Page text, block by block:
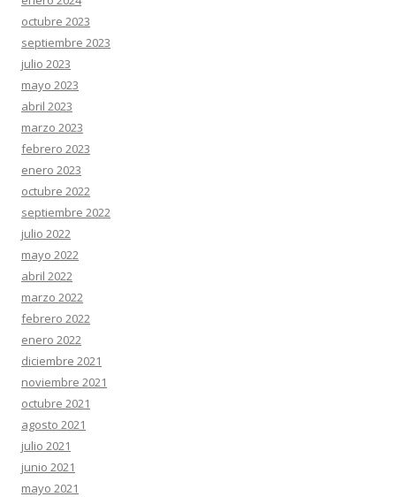
octubre 2023
septiembre 2023
julio 2023
mayo 2023
abril 2023
marzo 2023
febrero 2023
enero 2023
octubre 2022
septiembre 2022
julio 2022
mayo 2022
abril 2022
marzo 2022
febrero 2022
enero 2022
diciembre 2021
noviembre 2021
octubre 2021
agosto 2021
julio 2021
junio 2021
mayo 2021